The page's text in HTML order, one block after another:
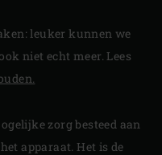
leuker kunnen we
niet echt meer. Lees
zorg besteed aan
apparaat. Het is de